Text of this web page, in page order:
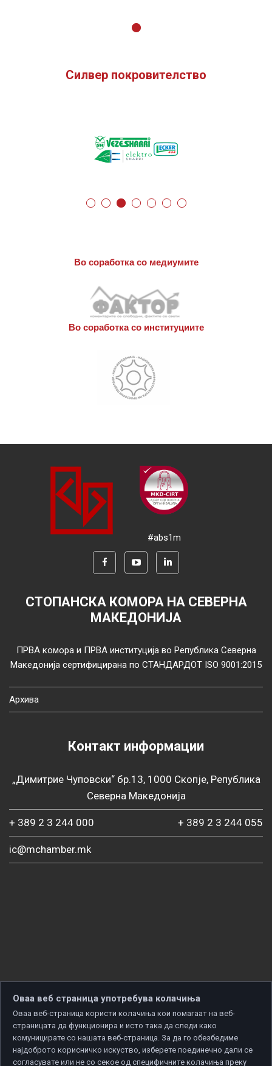
Силвер покровителство
Во соработка со медиумите
Во соработка со институциите
#abs1m
СТОПАНСКА КОМОРА НА СЕВЕРНА
МАКЕДОНИЈА
ПРВА комора и ПРВА институција во Република Северна
Македонија сертифицирана по СТАНДАРДОТ ISO 9001:2015
Архива
Контакт информации
„Димитрие Чуповски“ бр.13, 1000 Скопје, Република
Северна Македонија
+ 389 2 3 244 000 + 389 2 3 244 055
ic@mchamber.mk
Оваа веб страница употребува колачиња
Оваа веб-страница користи колачиња кои помагаат на веб-
страницата да функционира и исто така да следи како
комуницирате со нашата веб-страница. За да го обезбедиме
најдоброто корисничко искуство, изберете поединечно дали се
согласувате или не со секое од специфичните колачиња преку